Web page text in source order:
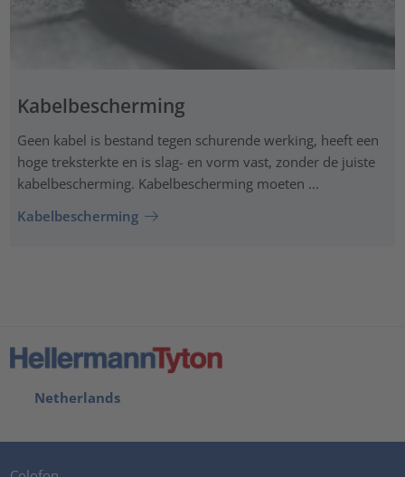
Kabelbescherming
Geen kabel is bestand tegen schurende werking, heeft een
hoge treksterkte en is slag- en vorm vast, zonder de juiste
kabelbescherming. Kabelbescherming moeten ...
Kabelbescherming
Netherlands